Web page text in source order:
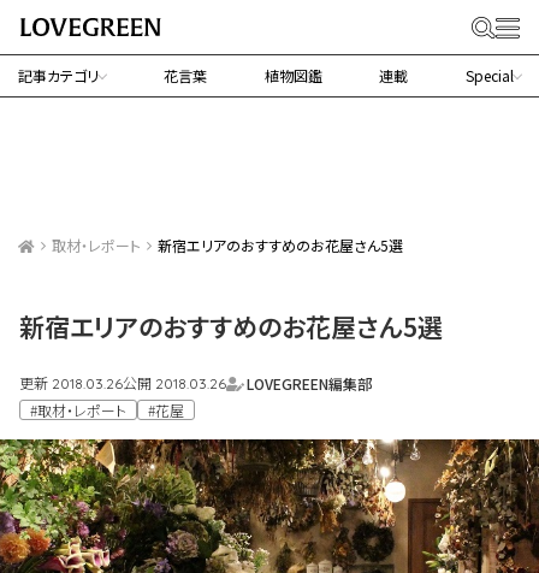
記事カテゴリ 花言葉 植物図鑑 連載 Special
取材・レポート 新宿エリアのおすすめのお花屋さん5選
新宿エリアのおすすめのお花屋さん5選
更新 2018.03.26公開 2018.03.26
LOVEGREEN編集部
#取材・レポート
#花屋